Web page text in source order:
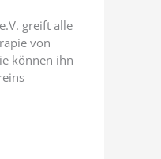
greift alle
von
können ihn